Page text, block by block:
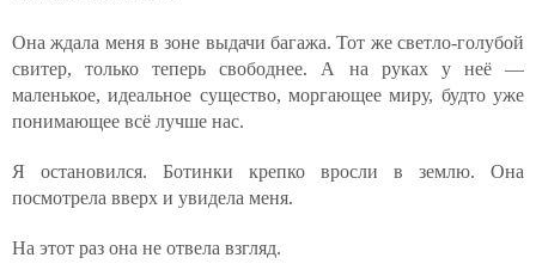
Она ждала меня в зоне выдачи багажа. Тот же светло-голубой
свитер, только теперь свободнее. А на руках у неё —
маленькое, идеальное существо, моргающее миру, будто уже
понимающее всё лучше нас.
Я остановился. Ботинки крепко вросли в землю. Она
посмотрела вверх и увидела меня.
На этот раз она не отвела взгляд.